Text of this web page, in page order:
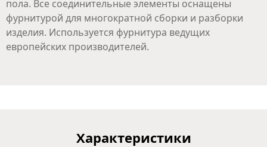
пола. Все соединительные элементы оснащены
фурнитурой для многократной сборки и разборки
изделия. Используется фурнитура ведущих
европейских производителей.
Характеристики